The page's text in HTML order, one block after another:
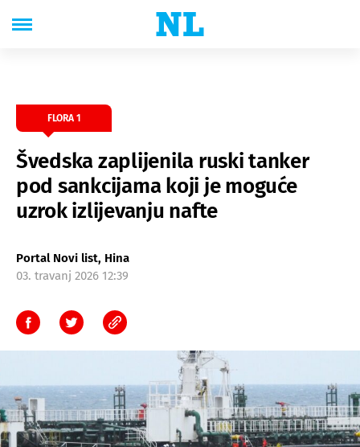
FLORA 1
Švedska zaplijenila ruski tanker
pod sankcijama koji je moguće
uzrok izlijevanju nafte
Portal Novi list, Hina
03. travanj 2026 12:39